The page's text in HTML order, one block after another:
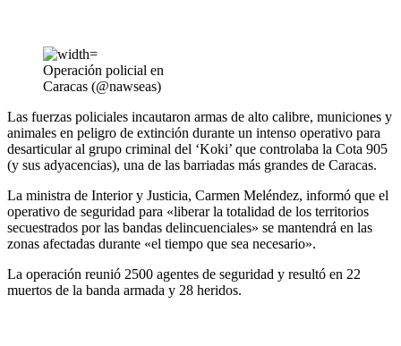
Operación policial en
Caracas (@nawseas)
Las fuerzas policiales incautaron armas de alto calibre, municiones y
animales en peligro de extinción durante un intenso operativo para
desarticular al grupo criminal del ‘Koki’ que controlaba la Cota 905
(y sus adyacencias), una de las barriadas más grandes de Caracas.
La ministra de Interior y Justicia, Carmen Meléndez, informó que el
operativo de seguridad para «liberar la totalidad de los territorios
secuestrados por las bandas delincuenciales» se mantendrá en las
zonas afectadas durante «el tiempo que sea necesario».
La operación reunió 2500 agentes de seguridad y resultó en 22
muertos de la banda armada y 28 heridos.